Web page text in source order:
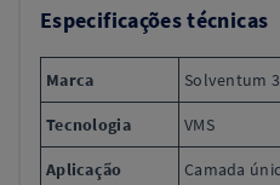
Especificações técnicas
Marca Solventum
Tecnologia VMS
Aplicação Camada